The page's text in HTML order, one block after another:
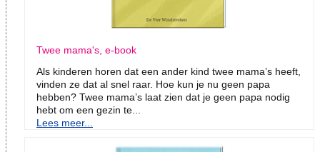
Twee mama's, e-book
Als kinderen horen dat een ander kind twee mama’s heeft,
vinden ze dat al snel raar. Hoe kun je nu geen papa
hebben? Twee mama’s laat zien dat je geen papa nodig
hebt om een gezin te...
Lees meer...